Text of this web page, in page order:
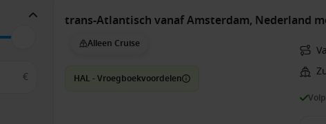
€
trans-Atlantisch vanaf Amsterdam, Nederland
Alleen Cruise
HAL - Vroegboekvoordelen